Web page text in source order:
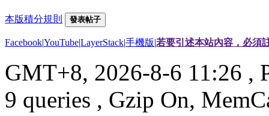
本版積分規則 發表帖子
Facebook|YouTube|LayerStack|手機版|若要引述本站內容，必須
GMT+8, 2026-8-6 11:26 ,
9 queries , Gzip On,